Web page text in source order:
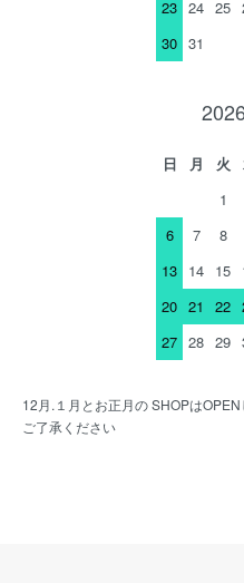
23 24 25
30 31
日 月 火
1
6
7 8
13 14 15
20 21 22
27 28 29
12月.１月とお正月の SHOPは
ご了承ください